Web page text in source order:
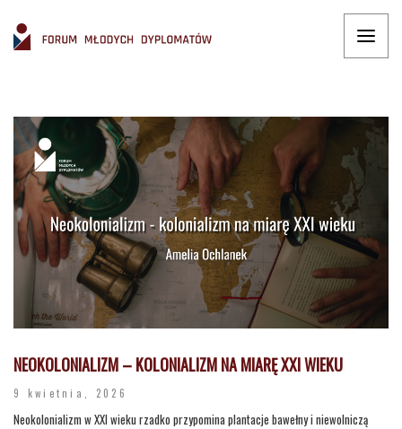
NEOKOLONIALIZM – KOLONIALIZM NA MIARĘ XXI WIEKU
9 kwietnia, 2026
Neokolonializm w XXI wieku rzadko przypomina plantacje bawełny i niewolniczą